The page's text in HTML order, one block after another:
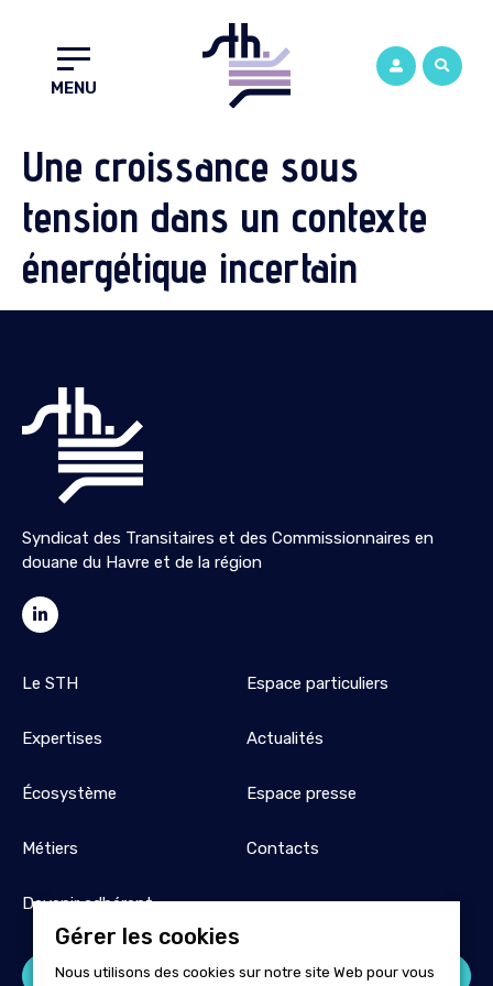
MENU
Une croissance sous
tension dans un contexte
énergétique incertain
Syndicat des Transitaires et des Commissionnaires en
douane du Havre et de la région
Le STH
Expertises
Écosystème
Métiers
Devenir adhérent
Espace particuliers
Actualités
Espace presse
Contacts
Espace adhérent
Gérer les cookies
Nous utilisons des cookies sur notre site Web pour vous